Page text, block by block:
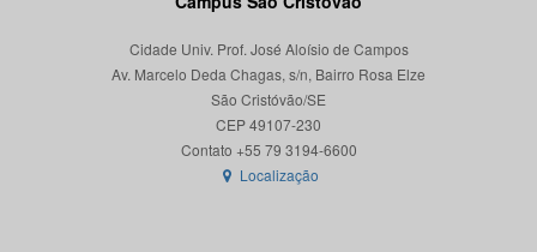
Cidade Univ. Prof. José Aloísio de Campos
Av. Marcelo Deda Chagas, s/n, Bairro Rosa Elze
São Cristóvão/SE
CEP 49107-230
Localização